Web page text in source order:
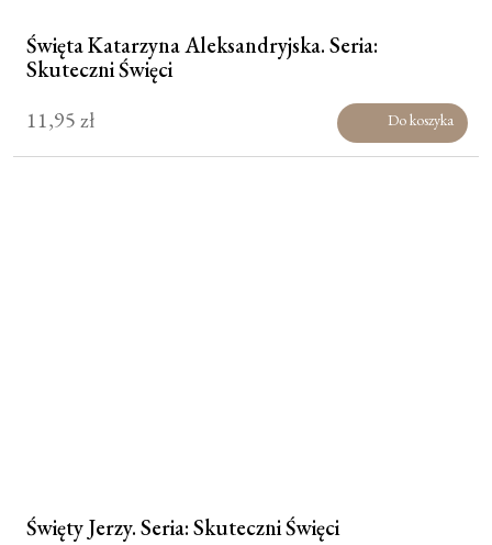
Święta Katarzyna Aleksandryjska. Seria:
Skuteczni Święci
11,95zł Do koszyka
Święty Jerzy. Seria: Skuteczni Święci